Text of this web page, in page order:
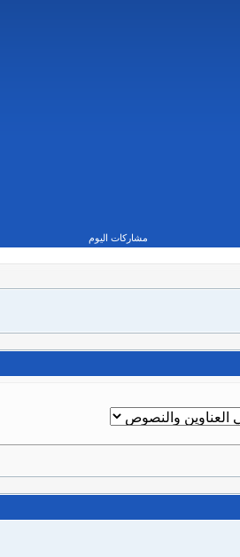
مشاركات اليوم